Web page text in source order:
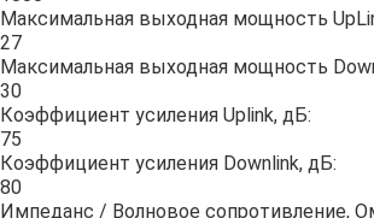
Максимальная выходная мощность
27
Максимальная выходная мощность
30
Коэффициент усиления Uplink, дБ:
75
Коэффициент усиления Downlink, дБ:
80
Импеданс / Волновое сопротивление,